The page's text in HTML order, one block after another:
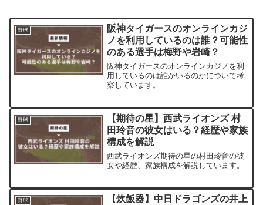
野球
阪神タイガースのオンラインカジ
ノを利用しているのは誰？可能性
のある選手は梅野や岩崎？
阪神タイガースのオンラインカジノを利
用しているのは誰かいるのかについて考
察しています。
野球
【期待の星】西武ライオンズ 村
田玲音の彼女はいる？経歴や家族
構成を解説
西武ライオンズ期待の星の村田玲音の彼
女や経歴、家族構成を解説しています。
野球
【炊飯器】中日ドラゴンズの井上